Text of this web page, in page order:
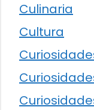
Culinaria
Cultura